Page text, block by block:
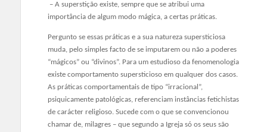
– A superstição existe, sempre que se atribui uma
importância de algum modo mágica, a certas práticas.
Pergunto se essas práticas e a sua natureza supersticiosa
muda, pelo simples facto de se imputarem ou não a poderes
“mágicos” ou “divinos”. Para um estudioso da fenomenologia
existe comportamento supersticioso em qualquer dos casos.
As práticas comportamentais de tipo “irracional”,
psiquicamente patológicas, referenciam instâncias fetichistas
de carácter religioso. Sucede com o que se convencionou
chamar de, milagres – que segundo a Igreja só os seus são